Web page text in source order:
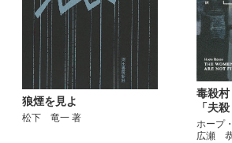
狼煙を見よ
松下 竜一 著
毒殺
「夫
ホープ
広瀬